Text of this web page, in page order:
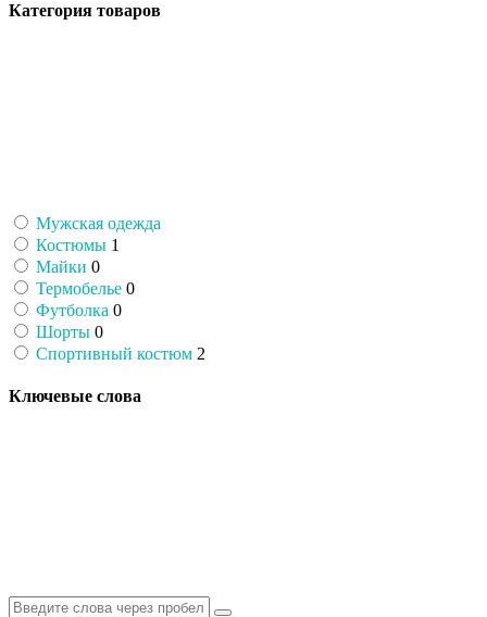
Категория товаров
Мужская одежда
Костюмы 1
Майки 0
Термобелье 0
Футболка 0
Шорты 0
Спортивный костюм 2
Ключевые слова